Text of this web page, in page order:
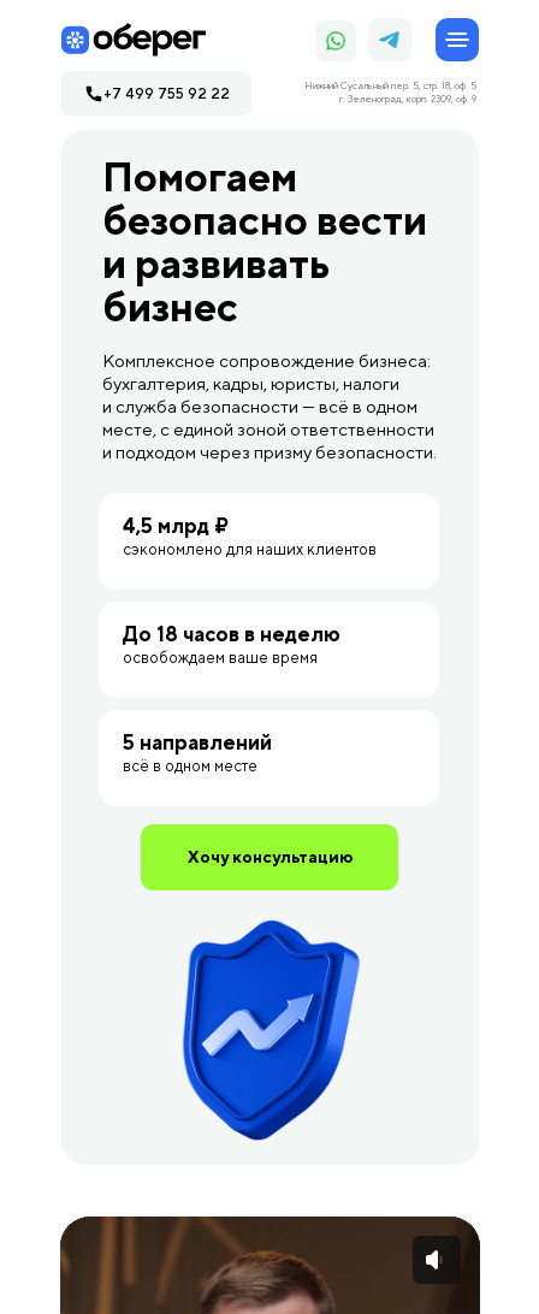
Помогаем
безопасно вести
и развивать
бизнес
Комплексное сопровождение бизнеса:
бухгалтерия, кадры, юристы, налоги
и служба безопасности — всё в одном
месте, с единой зоной ответственности
и подходом через призму безопасности.
До 18 часов в неделю
освобождаем ваше время
4,5 млрд ₽
сэкономлено для наших клиентов
5 направлений
всё в одном месте
Нижний Сусальный пер. 5, стр. 18, оф. 5
г. Зеленоград, корп. 2309, оф. 9
+7 499 755 92 22
Хочу консультацию